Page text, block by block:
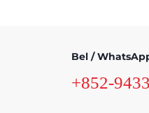
Bel /
+852-